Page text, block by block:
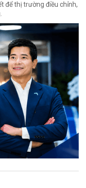
để thị trường điều chỉnh,